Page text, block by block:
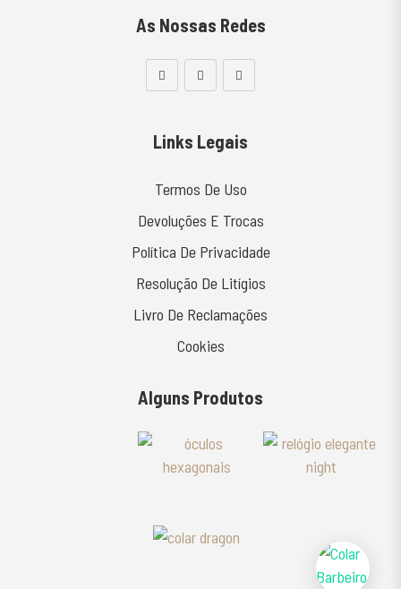
As Nossas Redes
Links Legais
Termos De Uso
Devoluções E Trocas
Política De Privacidade
Resolução De Litígios
Livro De Reclamações
Cookies
Alguns Produtos